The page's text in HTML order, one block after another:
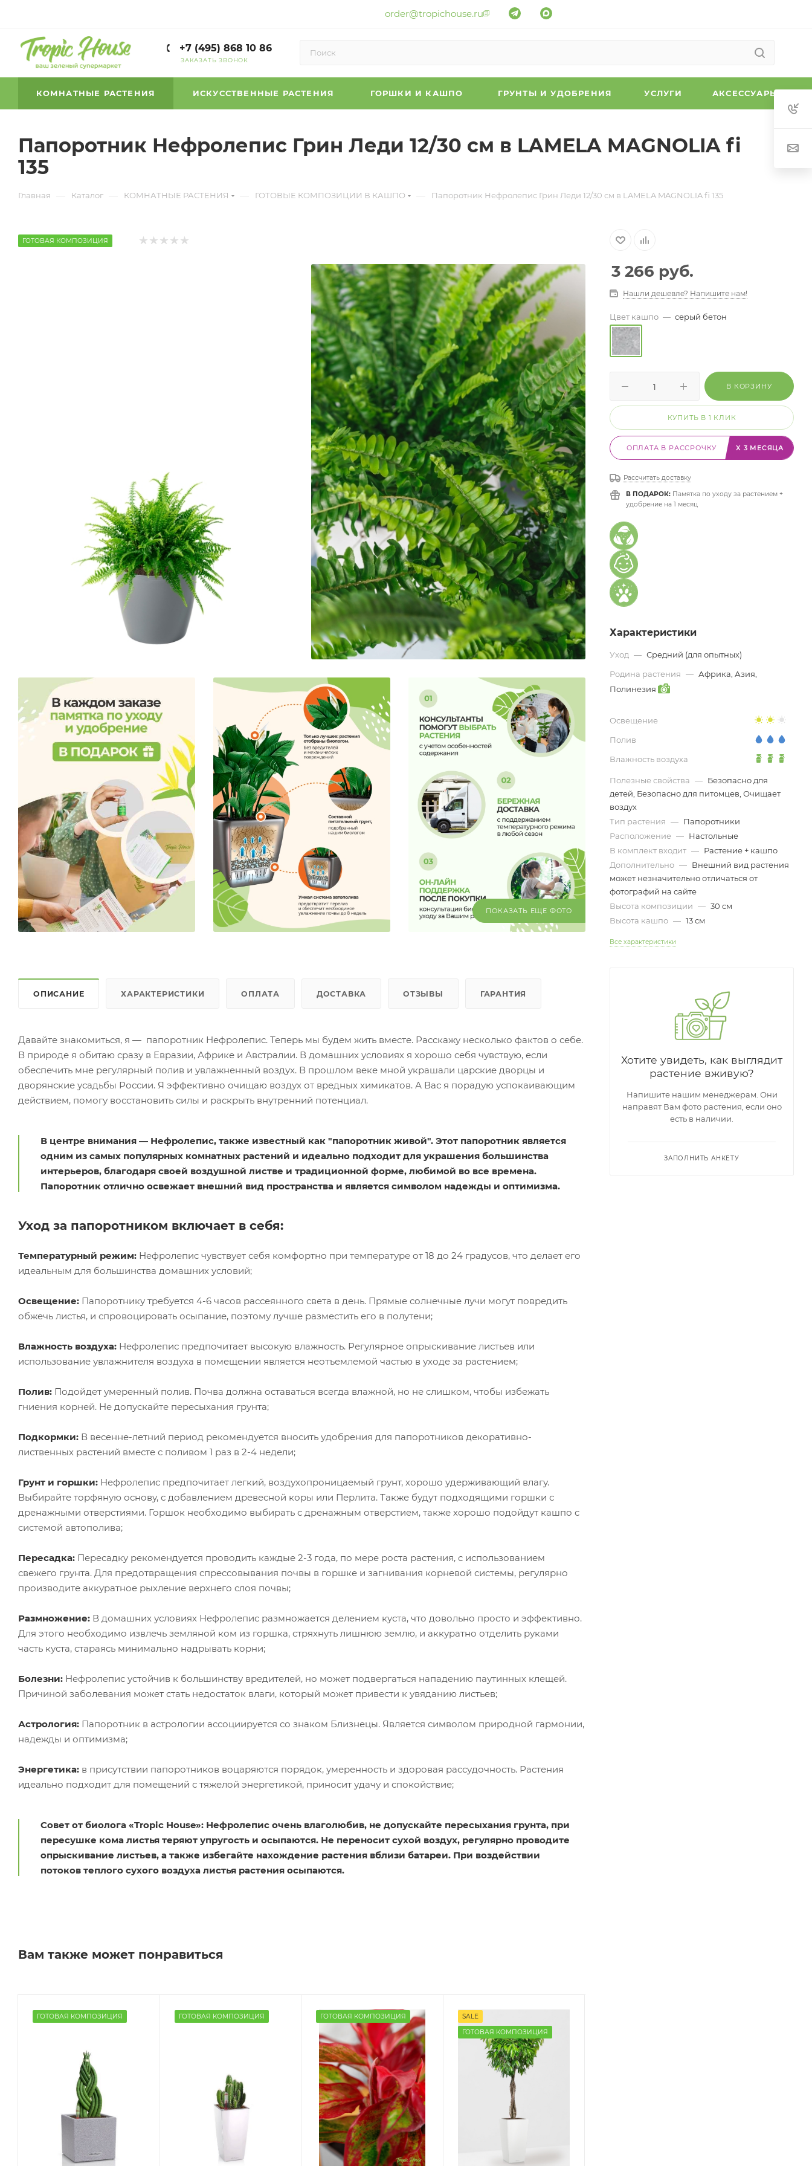
order@tropichouse.ru
+7 (495) 868 10 86
ЗАКАЗАТЬ ЗВОНОК
КОМНАТНЫЕ РАСТЕНИЯ ИСКУССТВЕННЫЕ РАСТЕНИЯ ГОРШКИ И КАШПО ГРУНТЫ И УДОБРЕНИЯ УСЛУГИ АКСЕССУАРЫ
Папоротник Нефролепис Грин Леди 12/30 см в LAMELA MAGNOLIA fi
135
Главная — Каталог — КОМНАТНЫЕ РАСТЕНИЯ — ГОТОВЫЕ КОМПОЗИЦИИ В КАШПО — Папоротник Нефролепис Грин Леди 12/30 см в LAMELA MAGNOLIA fi 135
ГОТОВАЯ КОМПОЗИЦИЯ
ПОКАЗАТЬ ЕЩЕ ФОТО
ОПИСАНИЕ ХАРАКТЕРИСТИКИ ОПЛАТА ДОСТАВКА ОТЗЫВЫ ГАРАНТИЯ
Давайте знакомиться, я — папоротник Нефролепис. Теперь мы будем жить вместе. Расскажу несколько фактов о себе.
В природе я обитаю сразу в Евразии, Африке и Австралии. В домашних условиях я хорошо себя чувствую, если
обеспечить мне регулярный полив и увлажненный воздух. В прошлом веке мной украшали царские дворцы и
дворянские усадьбы России. Я эффективно очищаю воздух от вредных химикатов. А Вас я порадую успокаивающим
действием, помогу восстановить силы и раскрыть внутренний потенциал.
В центре внимания — Нефролепис, также известный как "папоротник живой". Этот папоротник является
одним из самых популярных комнатных растений и идеально подходит для украшения большинства
интерьеров, благодаря своей воздушной листве и традиционной форме, любимой во все времена.
Папоротник отлично освежает внешний вид пространства и является символом надежды и оптимизма.
Уход за папоротником включает в себя:
Температурный режим: Нефролепис чувствует себя комфортно при температуре от 18 до 24 градусов, что делает его
идеальным для большинства домашних условий;
Освещение: Папоротнику требуется 4-6 часов рассеянного света в день. Прямые солнечные лучи могут повредить
обжечь листья, и спровоцировать осыпание, поэтому лучше разместить его в полутени;
Влажность воздуха: Нефролепис предпочитает высокую влажность. Регулярное опрыскивание листьев или
использование увлажнителя воздуха в помещении является неотъемлемой частью в уходе за растением;
Полив: Подойдет умеренный полив. Почва должна оставаться всегда влажной, но не слишком, чтобы избежать
гниения корней. Не допускайте пересыхания грунта;
Подкормки: В весенне-летний период рекомендуется вносить удобрения для папоротников декоративно-
лиственных растений вместе с поливом 1 раз в 2-4 недели;
Грунт и горшки: Нефролепис предпочитает легкий, воздухопроницаемый грунт, хорошо удерживающий влагу.
Выбирайте торфяную основу, с добавлением древесной коры или Перлита. Также будут подходящими горшки с
дренажными отверстиями. Горшок необходимо выбирать с дренажным отверстием, также хорошо подойдут кашпо с
системой автополива;
Пересадка: Пересадку рекомендуется проводить каждые 2-3 года, по мере роста растения, с использованием
свежего грунта. Для предотвращения спрессовывания почвы в горшке и загнивания корневой системы, регулярно
производите аккуратное рыхление верхнего слоя почвы;
Размножение: В домашних условиях Нефролепис размножается делением куста, что довольно просто и эффективно.
Для этого необходимо извлечь земляной ком из горшка, стряхнуть лишнюю землю, и аккуратно отделить руками
часть куста, стараясь минимально надрывать корни;
Болезни: Нефролепис устойчив к большинству вредителей, но может подвергаться нападению паутинных клещей.
Причиной заболевания может стать недостаток влаги, который может привести к увяданию листьев;
Астрология: Папоротник в астрологии ассоциируется со знаком Близнецы. Является символом природной гармонии,
надежды и оптимизма;
Энергетика: в присутствии папоротников воцаряются порядок, умеренность и здоровая рассудочность. Растения
идеально подходит для помещений с тяжелой энергетикой, приносит удачу и спокойствие;
Совет от биолога «Tropic House»: Нефролепис очень влаголюбив, не допускайте пересыхания грунта, при
пересушке кома листья теряют упругость и осыпаются. Не переносит сухой воздух, регулярно проводите
опрыскивание листьев, а также избегайте нахождение растения вблизи батареи. При воздействии
потоков теплого сухого воздуха листья растения осыпаются.
Вам также может понравиться
ГОТОВАЯ КОМПОЗИЦИЯ ГОТОВАЯ КОМПОЗИЦИЯ ГОТОВАЯ КОМПОЗИЦИЯ
SALE
ГОТОВАЯ КОМПОЗИЦИЯ
3 266 руб.
Нашли дешевле? Напишите нам!
Цвет кашпо — серый бетон
В КОРЗИНУ
КУПИТЬ В 1 КЛИК
ОПЛАТА В РАССРОЧКУ X 3 МЕСЯЦА
Рассчитать доставку
В ПОДАРОК: Памятка по уходу за растением +
удобрение на 1 месяц
Характеристики
Уход — Средний (для опытных)
Родина растения — Африка, Азия,
Полинезия
Освещение
Полив
Влажность воздуха
Полезные свойства — Безопасно для
детей, Безопасно для питомцев, Очищает
воздух
Тип растения — Папоротники
Расположение — Настольные
В комплект входит — Растение + кашпо
Дополнительно — Внешний вид растения
может незначительно отличаться от
фотографий на сайте
Высота композиции — 30 см
Высота кашпо — 13 см
Все характеристики
Хотите увидеть, как выглядит
растение вживую?
Напишите нашим менеджерам. Они
направят Вам фото растения, если оно
есть в наличии.
ЗАПОЛНИТЬ АНКЕТУ